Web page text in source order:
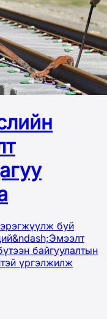
буй
байгуулалтын
үргэлжилж